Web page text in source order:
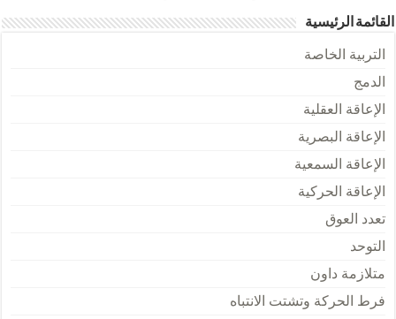
القائمة الرئيسية
التربية الخاصة
الدمج
الإعاقة العقلية
الإعاقة البصرية
الإعاقة السمعية
الإعاقة الحركية
تعدد العوق
التوحد
متلازمة داون
فرط الحركة وتشتت الانتباه